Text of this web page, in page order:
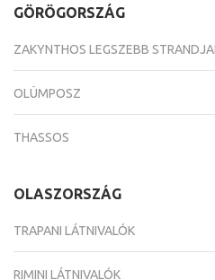
GÖRÖGORSZÁG
ZAKYNTHOS LEGSZEBB STRANDJAI
OLÜMPOSZ
THASSOS
OLASZORSZÁG
TRAPANI LÁTNIVALÓK
RIMINI LÁTNIVALÓK